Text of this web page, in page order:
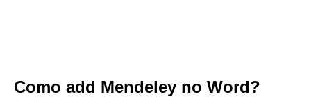
Como add Mendeley no Word?